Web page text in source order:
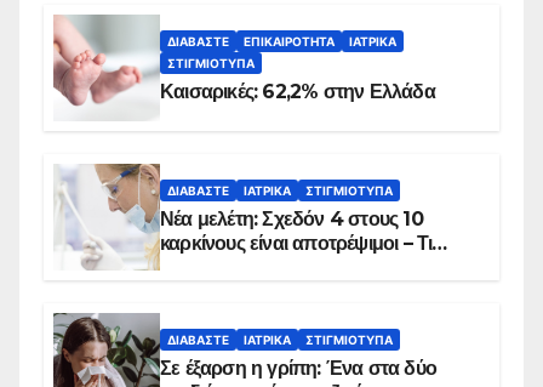
ΔΙΑΒΆΣΤΕ ΕΠΙΚΑΙΡΌΤΗΤΑ
ΙΑΤΡΙΚΆ
ΣΤΙΓΜΙΌΤΥΠΑ
Καισαρικές: 62,2% στην Ελλάδα
ΔΙΑΒΆΣΤΕ ΙΑΤΡΙΚΆ ΣΤΙΓΜΙΌΤΥΠΑ
Νέα μελέτη: Σχεδόν 4 στους 10
καρκίνους είναι αποτρέψιμοι – Τι
ΔΙΑΒΆΣΤΕ ΙΑΤΡΙΚΆ ΣΤΙΓΜΙΌΤΥΠΑ
Σε έξαρση η γρίπη: Ένα στα δύο